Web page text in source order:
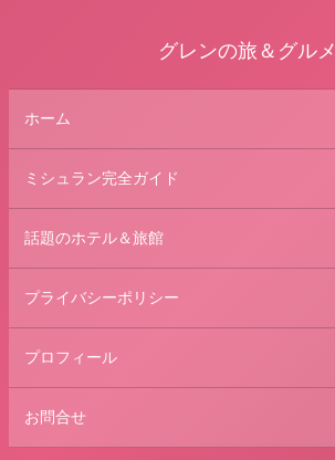
グレンの旅＆グルメ
ホーム
ミシュラン完全ガイド
話題のホテル＆旅館
プライバシーポリシー
プロフィール
お問合せ